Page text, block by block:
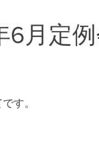
6月定
す。